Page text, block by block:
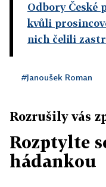
Odbory České
kvůli
nich čelili
#Janoušek Roman
Rozrušily vás
Rozptylte
hádankou